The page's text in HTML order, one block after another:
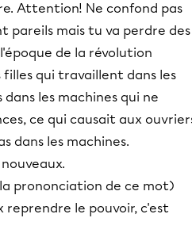
Attention! Ne confond pas
pareils mais tu va perdre des
de la révolution
qui travaillent dans les
les machines qui ne
ce qui causait aux
dans les machines.
prononciation de ce mot)
reprendre le pouvoir, c'est